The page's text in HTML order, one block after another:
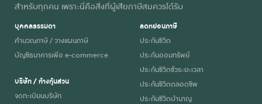
สำหรับทุกคน เพราะนี่คือสิ่งที่ผู้เสียภาษีสมควรได้รับ
บุคคลธรรมดา
คำนวณภาษี / วางแผนภาษี
บัญชีธนาคารเพื่อ e-commerce
บริษัท / ห้างหุ้นส่วน
จดทะเบียนบริษัท
ลดหย่อนภาษี
ประกันชีวิต
ประกันออมทรัพย์
ประกันชีวิตชั่วระยะเวลา
ประกันชีวิตตลอดชีพ
ประกันชีวิตบำนาญ